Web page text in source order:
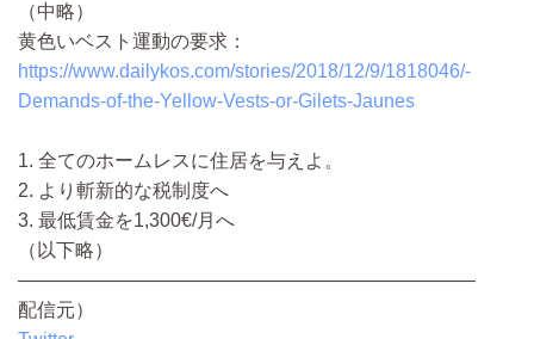
（中略）
黄色いベスト運動の要求：
https://www.dailykos.com/stories/2018/12/9/1818046/-
Demands-of-the-Yellow-Vests-or-Gilets-Jaunes
1. 全てのホームレスに住居を与えよ。
2. より斬新的な税制度へ
3. 最低賃金を1,300€/月へ
（以下略）
————————————————————————
配信元）